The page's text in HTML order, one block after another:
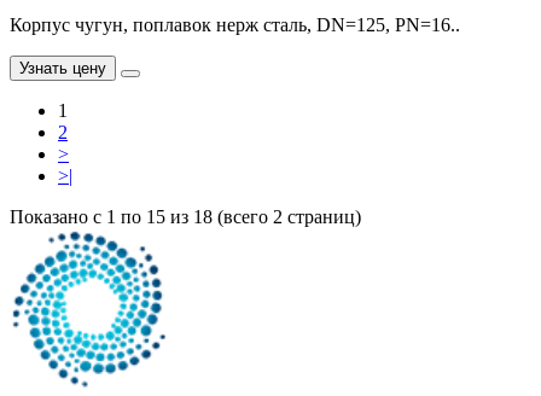
Корпус чугун, поплавок нерж сталь, DN=125, PN=16..
Узнать цену
1
2
>
>|
Показано с 1 по 15 из 18 (всего 2 страниц)